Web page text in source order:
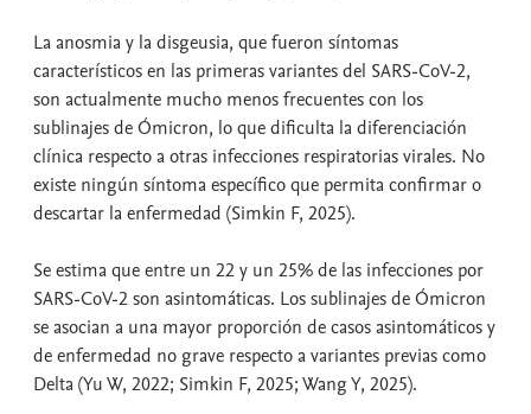
La anosmia y la disgeusia, que fueron síntomas
característicos en las primeras variantes del SARS-CoV-2,
son actualmente mucho menos frecuentes con los
sublinajes de Ómicron, lo que dificulta la diferenciación
clínica respecto a otras infecciones respiratorias virales. No
existe ningún síntoma específico que permita confirmar o
descartar la enfermedad (Simkin F, 2025).
Se estima que entre un 22 y un 25% de las infecciones por
SARS-CoV-2 son asintomáticas. Los sublinajes de Ómicron
se asocian a una mayor proporción de casos asintomáticos y
de enfermedad no grave respecto a variantes previas como
Delta (Yu W, 2022; Simkin F, 2025; Wang Y, 2025).